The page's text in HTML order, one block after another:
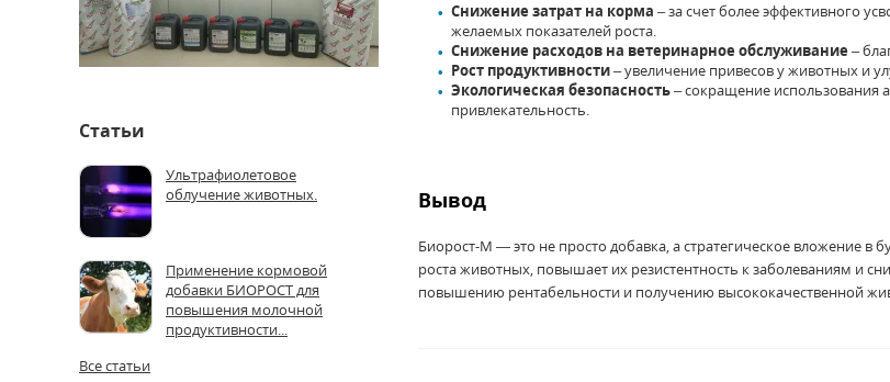
Статьи
Ультрафиолетовое
облучение животных.
Применение кормовой
добавки БИОРОСТ для
повышения молочной
продуктивности...
Все статьи
Снижение затрат на корма – за счет более эффективного
желаемых показателей роста.
Снижение расходов на ветеринарное обслуживание–
Рост продуктивности– увеличение привесов у животных и
Экологическая безопасность– сокращение использования
привлекательность.
Вывод
Биорост-М — это не просто добавка, а стратегическое вложение в
роста животных, повышает их резистентность к заболеваниям и
повышению рентабельности и получению высококачественной